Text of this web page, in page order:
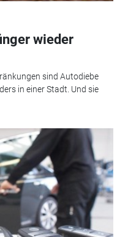
wieder
sind Autodiebe
in einer Stadt. Und sie